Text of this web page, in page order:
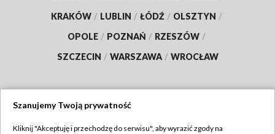
KRAKÓW / LUBLIN / ŁÓDŹ / OLSZTYN /
OPOLE / POZNAŃ / RZESZÓW /
SZCZECIN / WARSZAWA / WROCŁAW
Szanujemy Twoją prywatność
Kliknij "Akceptuję i przechodzę do serwisu", aby wyrazić zgody na